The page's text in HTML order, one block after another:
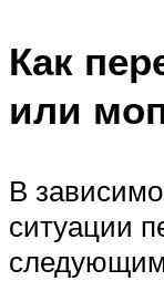
Как
или
В
ситуации